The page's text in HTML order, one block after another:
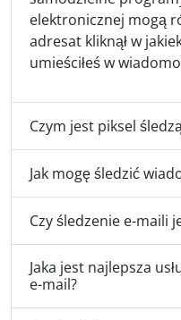
elektronicznej mogą
adresat kliknął w
umieściłeś w
Czym jest piksel
Jak mogę śledzić
Czy śledzenie e-maili
Jaka jest najlepsza
e-mail?